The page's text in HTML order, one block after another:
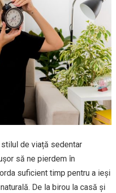
de viață sedentar
să ne pierdem în
suficient timp pentru a ieși
De la birou la casă și